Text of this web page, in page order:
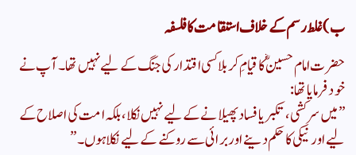
​ب) غلط رسم کے خلاف استقامت کا فلسفہ
​حضرت امام حسینؓ کا قیامِ کربلا کسی اقتدار کی جنگ کے لیے نہیں تھا۔ آپ نے
خود فرمایا تھا:
​”میں سرکشی، تکبر یا فساد پھیلانے کے لیے نہیں نکلا، بلکہ امت کی اصلاح کے
لیے اور نیکی کا حکم دینے اور برائی سے روکنے کے لیے نکلا ہوں۔”